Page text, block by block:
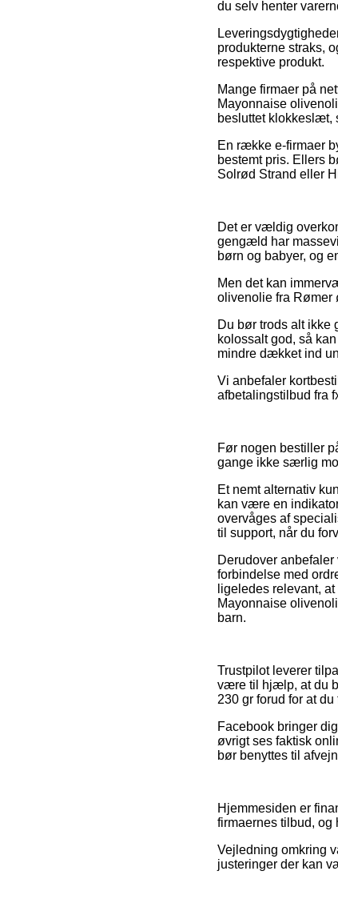
du selv henter
produkterne straks,
respektive produkt.
Mange firmaer på
Mayonnaise
besluttet klokkeslæt,
En række e-firmaer
bestemt pris. Ellers
Solrød Strand eller
Det er vældig
gengæld har
børn og babyer, og
Men det kan
olivenolie fra Rømer
Du bør trods alt ikke
kolossalt god, så
mindre dækket ind
Vi anbefaler
afbetalingstilbud fra
Før nogen bestiller
gange ikke særlig
Et nemt alternativ
kan være en
overvåges af
til support, når du
Derudover
forbindelse med
ligeledes relevant,
Mayonnaise
barn.
Trustpilot leverer
være til hjælp, at du
230 gr forud for at
Facebook bringer
øvrigt ses faktisk
bør benyttes til
Hjemmesiden er
firmaernes tilbud, og
Vejledning omkring
justeringer der kan